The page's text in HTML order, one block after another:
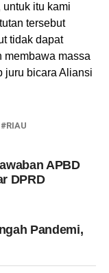
itu kami
tersebut
tidak dapat
membawa massa
juru bicara Aliansi
RIAU
APBD
DPRD
Pandemi,